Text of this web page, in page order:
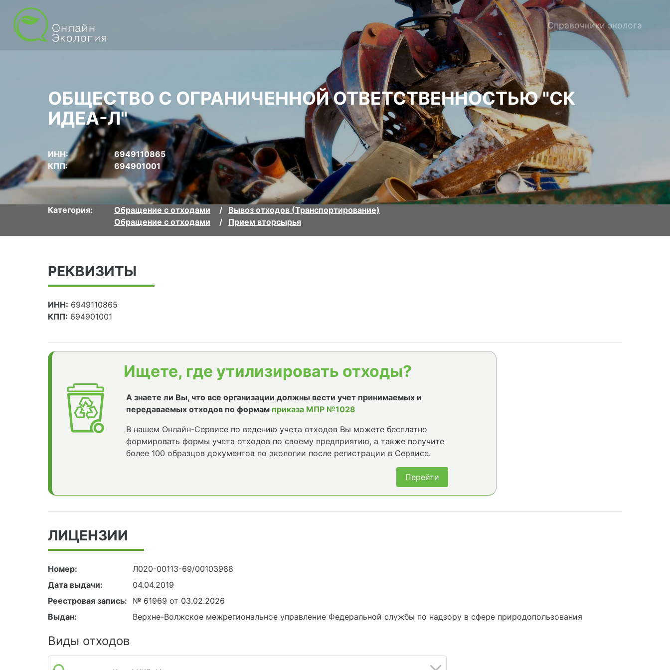
Справочники эколога
ОБЩЕСТВО С ОГРАНИЧЕННОЙ ОТВЕТСТВЕННОСТЬЮ "СК
ИДЕА-Л"
ИНН:
6949110865
КПП:
694901001
Категория: Обращение с отходами
Вывоз отходов (Транспортирование)
Обращение с отходами
Прием вторсырья
РЕКВИЗИТЫ
ИНН: 6949110865
КПП: 694901001
Ищете, где утилизировать отходы?
А знаете ли Вы, что все организации должны вести учет принимаемых и
передаваемых отходов по формам приказа МПР №1028
В нашем Онлайн-Сервисе по ведению учета отходов Вы можете бесплатно
формировать формы учета отходов по своему предприятию, а также получите
более 100 образцов документов по экологии после регистрации в Сервисе.
Перейти
ЛИЦЕНЗИИ
Номер:
Л020-00113-69/00103988
Дата выдачи:
04.04.2019
Реестровая запись:
№ 61969 от 03.02.2026
Выдан:
Верхне-Волжское межрегиональное управление Федеральной службы по надзору в сфере природопользования
Виды отходов